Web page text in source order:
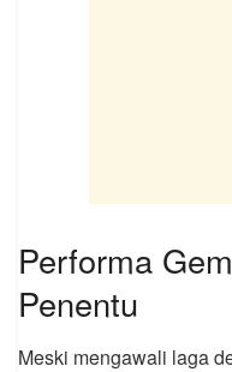
Performa
Penentu
Meski mengawali laga